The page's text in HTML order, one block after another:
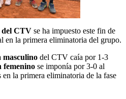
del CTV se ha impuesto este fin de
en la primera eliminatoria del grupo.
masculino del CTV caía por 1-3
femenino se imponía por 3-0 al
la primera eliminatoria de la fase